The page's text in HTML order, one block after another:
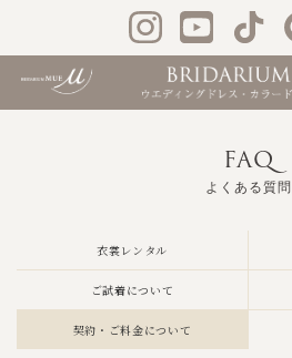
FAQ
よくある質問
衣裳レンタル
ご試着について
契約・ご料金について